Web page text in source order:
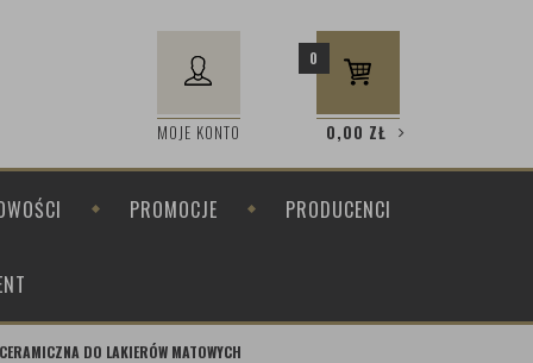
MOJE KONTO
0
0,00 ZŁ
PROMOCJE PRODUCENCI
DO LAKIERÓW MATOWYCH